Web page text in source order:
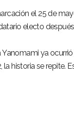
el 25 de
electo
ya
historia se repite.